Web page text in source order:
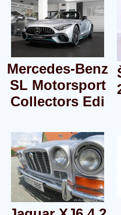
Mercedes-Benz
SL Motorsport
Collectors Edi